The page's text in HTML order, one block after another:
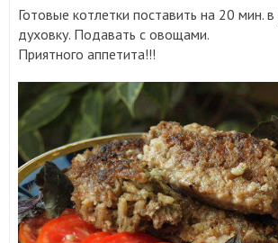
Готовые котлетки поставить на 20 мин. в
духовку. Подавать с овощами.
Приятного аппетита!!!